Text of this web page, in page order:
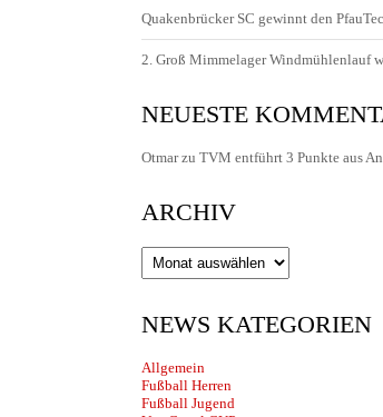
Quakenbrücker SC gewinnt den
2. Groß Mimmelager Windmühlenlauf
NEUESTE
OtmarzuTVM entführt 3 Punkte aus
ARCHIV
Archiv
NEWS KATEGORIEN
Allgemein
Fußball Herren
Fußball Jugend